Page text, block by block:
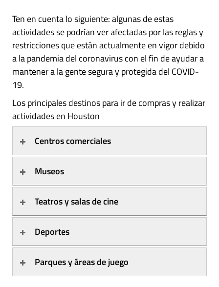
Ten en cuenta lo siguiente: algunas de estas
actividades se podrían ver afectadas por las reglas y
restricciones que están actualmente en vigor debido
a la pandemia del coronavirus con el fin de ayudar a
mantener a la gente segura y protegida del COVID-
19.
Los principales destinos para ir de compras y realizar
actividades en Houston
Centros comerciales
Museos
Teatros y salas de cine
Deportes